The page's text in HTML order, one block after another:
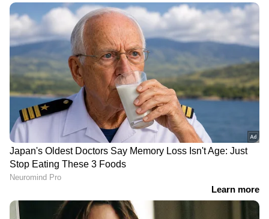
വൈകുന്നേരത്തെ പതിവുള്ള തിരക്ക് കൂടുതൽ
രൂക്ഷമായി.
DOWNLOAD APP
RECOMMENDED STORIES